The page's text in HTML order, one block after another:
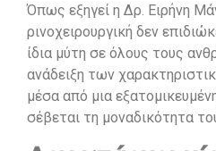
Όπως εξηγεί η Δρ. Ειρήνη
ρινοχειρουργική δεν
ίδια μύτη σε όλους τους
ανάδειξη των
μέσα από μια
σέβεται τη μοναδικότητα